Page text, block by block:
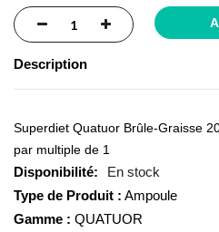
Description
Superdiet Quatuor Brûle-Graisse
par multiple de 1
En stock
Type de Produit : Ampoule
Gamme : QUATUOR